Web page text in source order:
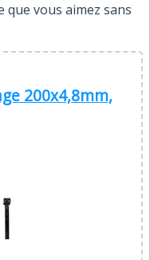
vous aimez sans
200x4,8mm,